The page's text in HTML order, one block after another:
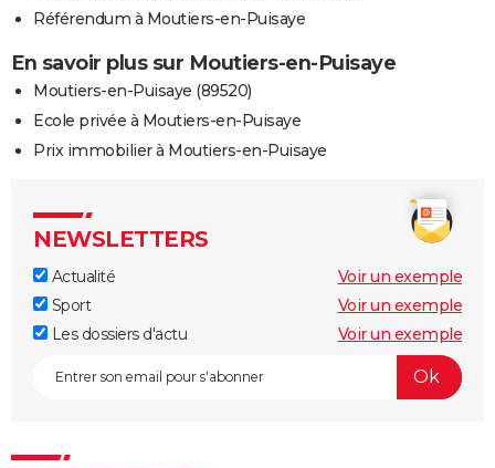
Référendum à Moutiers-en-Puisaye
En savoir plus sur Moutiers-en-Puisaye
Moutiers-en-Puisaye (89520)
Ecole privée à Moutiers-en-Puisaye
Prix immobilier à Moutiers-en-Puisaye
NEWSLETTERS
Actualité
Voir un exemple
Sport
Voir un exemple
Les dossiers d'actu
Voir un exemple